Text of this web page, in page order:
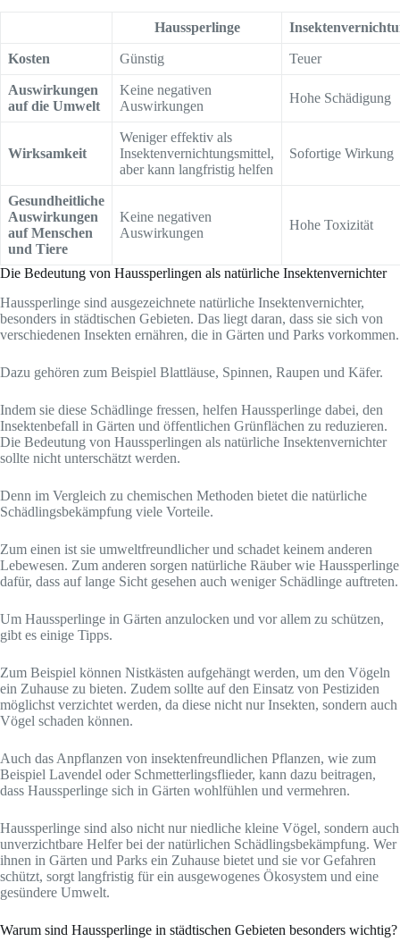
Haussperlinge
Kosten Günstig Teuer
Auswirkungen
auf die Umwelt
Keine negativen
Auswirkungen
Hohe Schädigung
Wirksamkeit
Weniger effektiv als
Insektenvernichtungsmittel,
aber kann langfristig helfen
Sofortige Wirkung
Gesundheitliche
Auswirkungen
auf Menschen
und Tiere
Keine negativen
Auswirkungen
Hohe Toxizität
Die Bedeutung von Haussperlingen als natürliche Insektenvernichter
Haussperlinge sind ausgezeichnete natürliche Insektenvernichter,
besonders in städtischen Gebieten. Das liegt daran, dass sie sich von
verschiedenen Insekten ernähren, die in Gärten und Parks vorkommen.
Dazu gehören zum Beispiel Blattläuse, Spinnen, Raupen und Käfer.
Indem sie diese Schädlinge fressen, helfen Haussperlinge dabei, den
Insektenbefall in Gärten und öffentlichen Grünflächen zu reduzieren.
Die Bedeutung von Haussperlingen als natürliche Insektenvernichter
sollte nicht unterschätzt werden.
Denn im Vergleich zu chemischen Methoden bietet die natürliche
Schädlingsbekämpfung viele Vorteile.
Zum einen ist sie umweltfreundlicher und schadet keinem anderen
Lebewesen. Zum anderen sorgen natürliche Räuber wie Haussperlinge
dafür, dass auf lange Sicht gesehen auch weniger Schädlinge auftreten.
Um Haussperlinge in Gärten anzulocken und vor allem zu schützen,
gibt es einige Tipps.
Zum Beispiel können Nistkästen aufgehängt werden, um den Vögeln
ein Zuhause zu bieten. Zudem sollte auf den Einsatz von Pestiziden
möglichst verzichtet werden, da diese nicht nur Insekten, sondern auch
Vögel schaden können.
Auch das Anpflanzen von insektenfreundlichen Pflanzen, wie zum
Beispiel Lavendel oder Schmetterlingsflieder, kann dazu beitragen,
dass Haussperlinge sich in Gärten wohlfühlen und vermehren.
Haussperlinge sind also nicht nur niedliche kleine Vögel, sondern auch
unverzichtbare Helfer bei der natürlichen Schädlingsbekämpfung. Wer
ihnen in Gärten und Parks ein Zuhause bietet und sie vor Gefahren
schützt, sorgt langfristig für ein ausgewogenes Ökosystem und eine
gesündere Umwelt.
Warum sind Haussperlinge in städtischen Gebieten besonders wichtig?